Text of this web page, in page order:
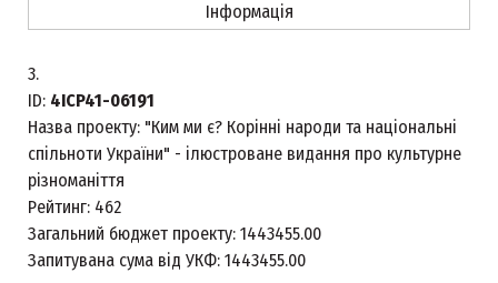
Інформація
3.
ID: 4ICP41-06191
Назва проекту: "Ким ми є? Корінні народи та національні
спільноти України" - ілюстроване видання про культурне
різноманіття
Рейтинг: 462
Загальний бюджет проекту: 1443455.00
Запитувана сума від УКФ: 1443455.00